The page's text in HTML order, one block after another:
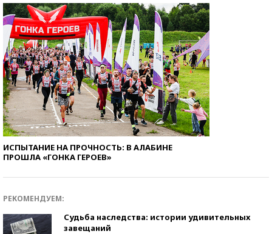
ИСПЫТАНИЕ НА ПРОЧНОСТЬ: В АЛАБИНЕ
ПРОШЛА «ГОНКА ГЕРОЕВ»
РЕКОМЕНДУЕМ:
Судьба наследства: истории удивительных
завещаний